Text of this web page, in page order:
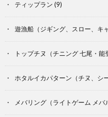
ティップラン (9)
遊漁船（ジギング、スロー、キ
トップチヌ（チニング 七尾・能
ホタルイカパターン（チヌ、シ
メバリング（ライトゲーム メバ